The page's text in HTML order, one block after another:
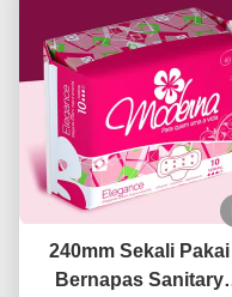
240mm Sekali Pakai
Bernapas Sanitary